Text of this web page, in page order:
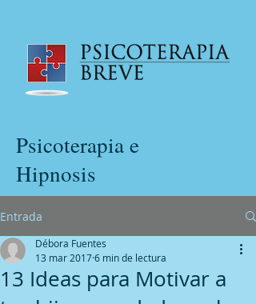
Psicoterapia e
Hipnosis
Entrada
13 Ideas para Motivar a
Débora Fuentes
13 mar 20176 min de lectura